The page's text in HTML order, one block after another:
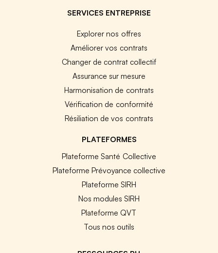
SERVICES ENTREPRISE
Explorer nos offres
Améliorer vos contrats
Changer de contrat collectif
Assurance sur mesure
Harmonisation de contrats
Vérification de conformité
Résiliation de vos contrats
PLATEFORMES
Plateforme Santé Collective
Plateforme Prévoyance collective
Plateforme SIRH
Nos modules SIRH
Plateforme QVT
Tous nos outils